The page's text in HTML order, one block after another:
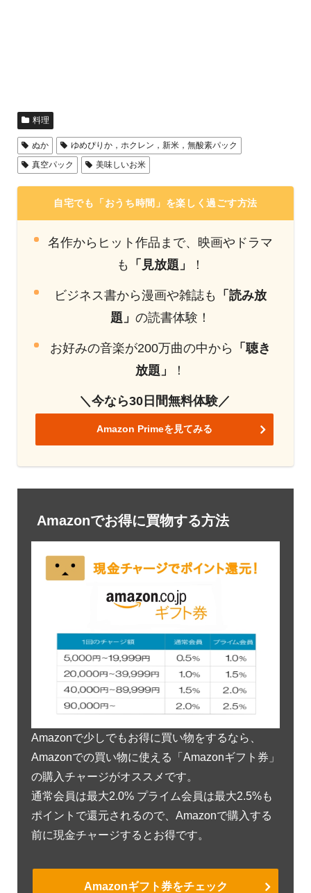
料理
ぬか
ゆめぴりか，ホクレン，新米，無酸素パック
真空パック
美味しいお米
自宅でも「おうち時間」を楽しく過ごす方法
名作からヒット作品まで、映画やドラマ
も
「見放題」 ！
ビジネス書から漫画や雑誌も
「読み放
題」の読書体験！
お好みの音楽が200万曲の中から
「聴き
放題」
！
＼今なら30日間無料体験／
Amazon Primeを見てみる
Amazonでお得に買物する方法
Amazonで少しでもお得に買い物をするなら、
Amazonでの買い物に使える「Amazonギフト券」
の購入チャージがオススメです。
通常会員は最大2.0% プライム会員は最大2.5%も
ポイントで還元されるので、Amazonで購入する
前に現金チャージするとお得です。
Amazonギフト券をチェック